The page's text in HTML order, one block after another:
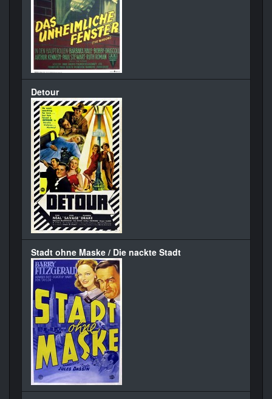
Detour
Stadt ohne Maske / Die nackte Stadt